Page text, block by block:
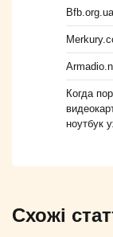
Bfb.org.ua
Когда
ноутбук
Схожі